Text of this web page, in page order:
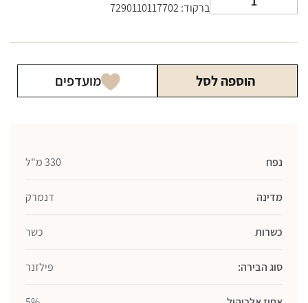
של
ברקוד: 7290110117702
הוספה לסל מועדפים
נפח 330 מ"ל
מדינה דנמרק
כשרות כשר
סוג הבירה: פילזנר